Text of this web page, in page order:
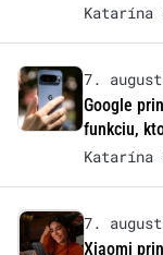
Katarína
7.
Google
funkciu,
Katarína
7.
Xiaomi